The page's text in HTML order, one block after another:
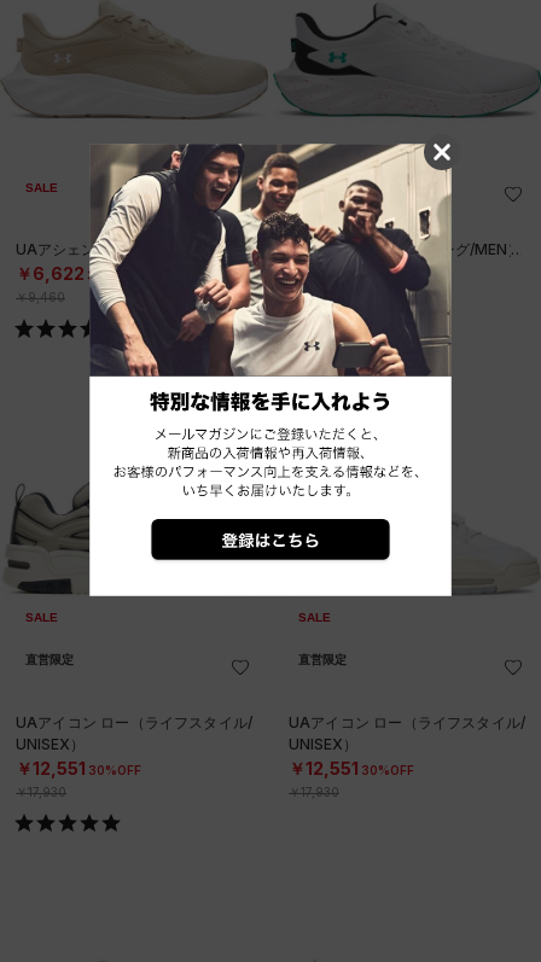
SALE
UAアシェンド（ランニング/MEN）
￥6,622 30%OFF
￥9,460
SALE
UAアシェンド（ランニング/MEN）
￥6,622
30%OFF
￥9,460
SALE
直営限定
UAアイコン ロー（ライフスタイル/
UNISEX）
￥12,551 30%OFF
￥17,930
SALE
直営限定
UAアイコン ロー（ライフスタイル/
UNISEX）
￥12,551 30%OFF
￥17,930